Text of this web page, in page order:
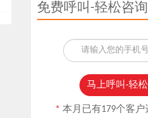
免费呼叫-轻松咨询
*本月已有179个客户